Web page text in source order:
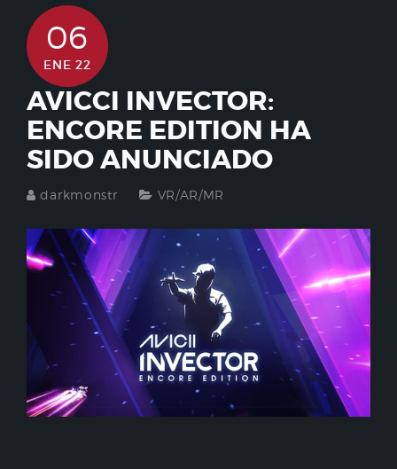
06
ENE 22
AVICCI INVECTOR:
ENCORE EDITION HA
SIDO ANUNCIADO
darkmonstr VR/AR/MR